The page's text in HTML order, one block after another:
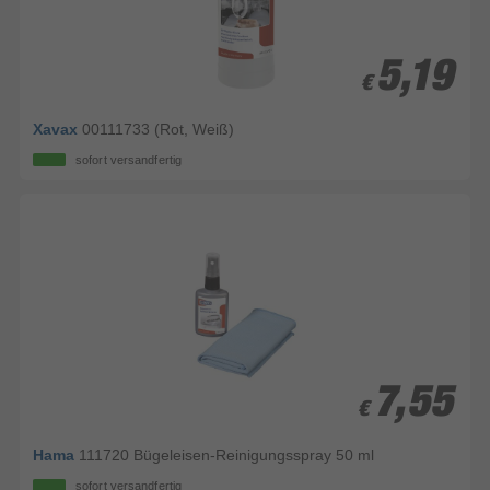
€ 5,19
€ 5,19
Xavax 00111733 (Rot, Weiß)
sofort versandfertig
€ 7,55
€ 7,55
Hama 111720 Bügeleisen-Reinigungsspray 50 ml
sofort versandfertig